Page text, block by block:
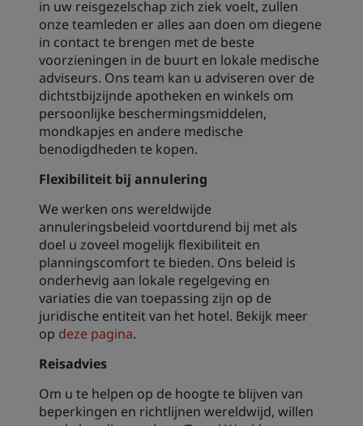
in uw reisgezelschap zich ziek voelt, zullen
onze teamleden er alles aan doen om diegene
in contact te brengen met de beste
voorzieningen in de buurt en lokale medische
adviseurs. Ons team kan u adviseren over de
dichtstbijzijnde apotheken en winkels om
persoonlijke beschermingsmiddelen,
mondkapjes en andere medische
benodigdheden te kopen.
Flexibiliteit bij annulering
We werken ons wereldwijde
annuleringsbeleid voortdurend bij met als
doel u zoveel mogelijk flexibiliteit en
planningscomfort te bieden. Ons beleid is
onderhevig aan lokale regelgeving en
variaties die van toepassing zijn op de
juridische entiteit van het hotel. Bekijk meer
op deze pagina.
Reisadvies
Om u te helpen op de hoogte te blijven van
beperkingen en richtlijnen wereldwijd, willen